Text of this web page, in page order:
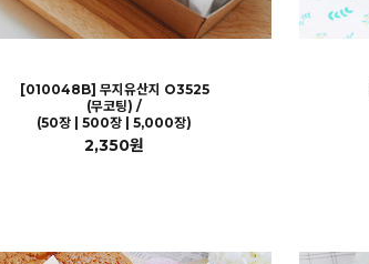
[010048B] 무지유산지 O3525
(무코팅) /
(50장 | 500장 | 5,000장)
2,350원